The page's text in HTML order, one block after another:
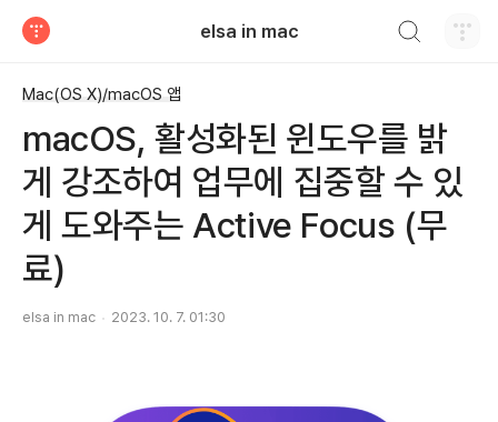
elsa in mac
Mac(OS X)/macOS 앱
macOS, 활성화된 윈도우를 밝
게 강조하여 업무에 집중할 수 있
게 도와주는 Active Focus (무
료)
elsa in mac 2023. 10. 7. 01:30